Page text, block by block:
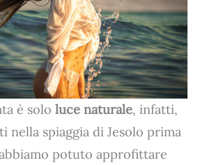
è sololuce naturale, infatti,
nella spiaggia di Jesolo prima
potuto approfittare